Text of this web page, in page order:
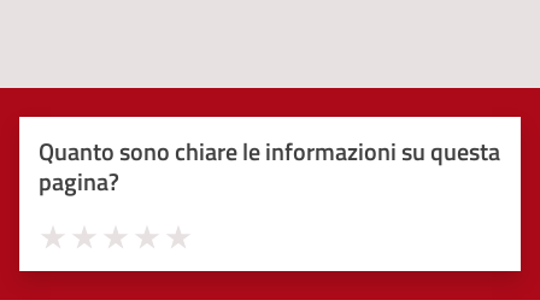
Quanto sono chiare le informazioni su questa
pagina?
Valuta 5 stelle su 5
Valuta 4 stelle su 5
Valuta 3 stelle su 5
Valuta 2 stelle su 5
Valuta 1 stelle su 5